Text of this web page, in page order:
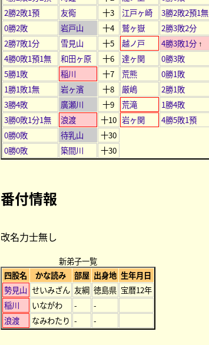
2勝2敗1預
友鵆 十3 江戸ヶ崎
3勝2敗2預1無
0勝2敗
岩戸山 十4 鷲ヶ嶽
2勝3敗2分
2勝7敗1分
雪見山 十5 越ノ戸 4勝3敗1分 ↑
4勝0敗1預1無 和田ヶ原 十6 達ヶ関
0勝3敗
5勝1敗
稲川 十7 荒熊
0勝1敗
1勝1敗1無
岩ヶ濱 十8 厳嶋
2勝1敗
3勝4敗
廣瀬川 十9 荒滝
1勝4敗
3勝0敗1分1無
浪渡 十10 岩ヶ関
4勝5敗1預
0勝0敗
待乳山
十30
0勝0敗
築間川 十30
番付情報
改名力士無し
新弟子一覧
四股名
かな読み 部屋 出身地 生年月日
勢見山 せいみざん 友綱 徳島県 宝暦12年
稲川
いながわ -
-
浪渡
なみわたり - -